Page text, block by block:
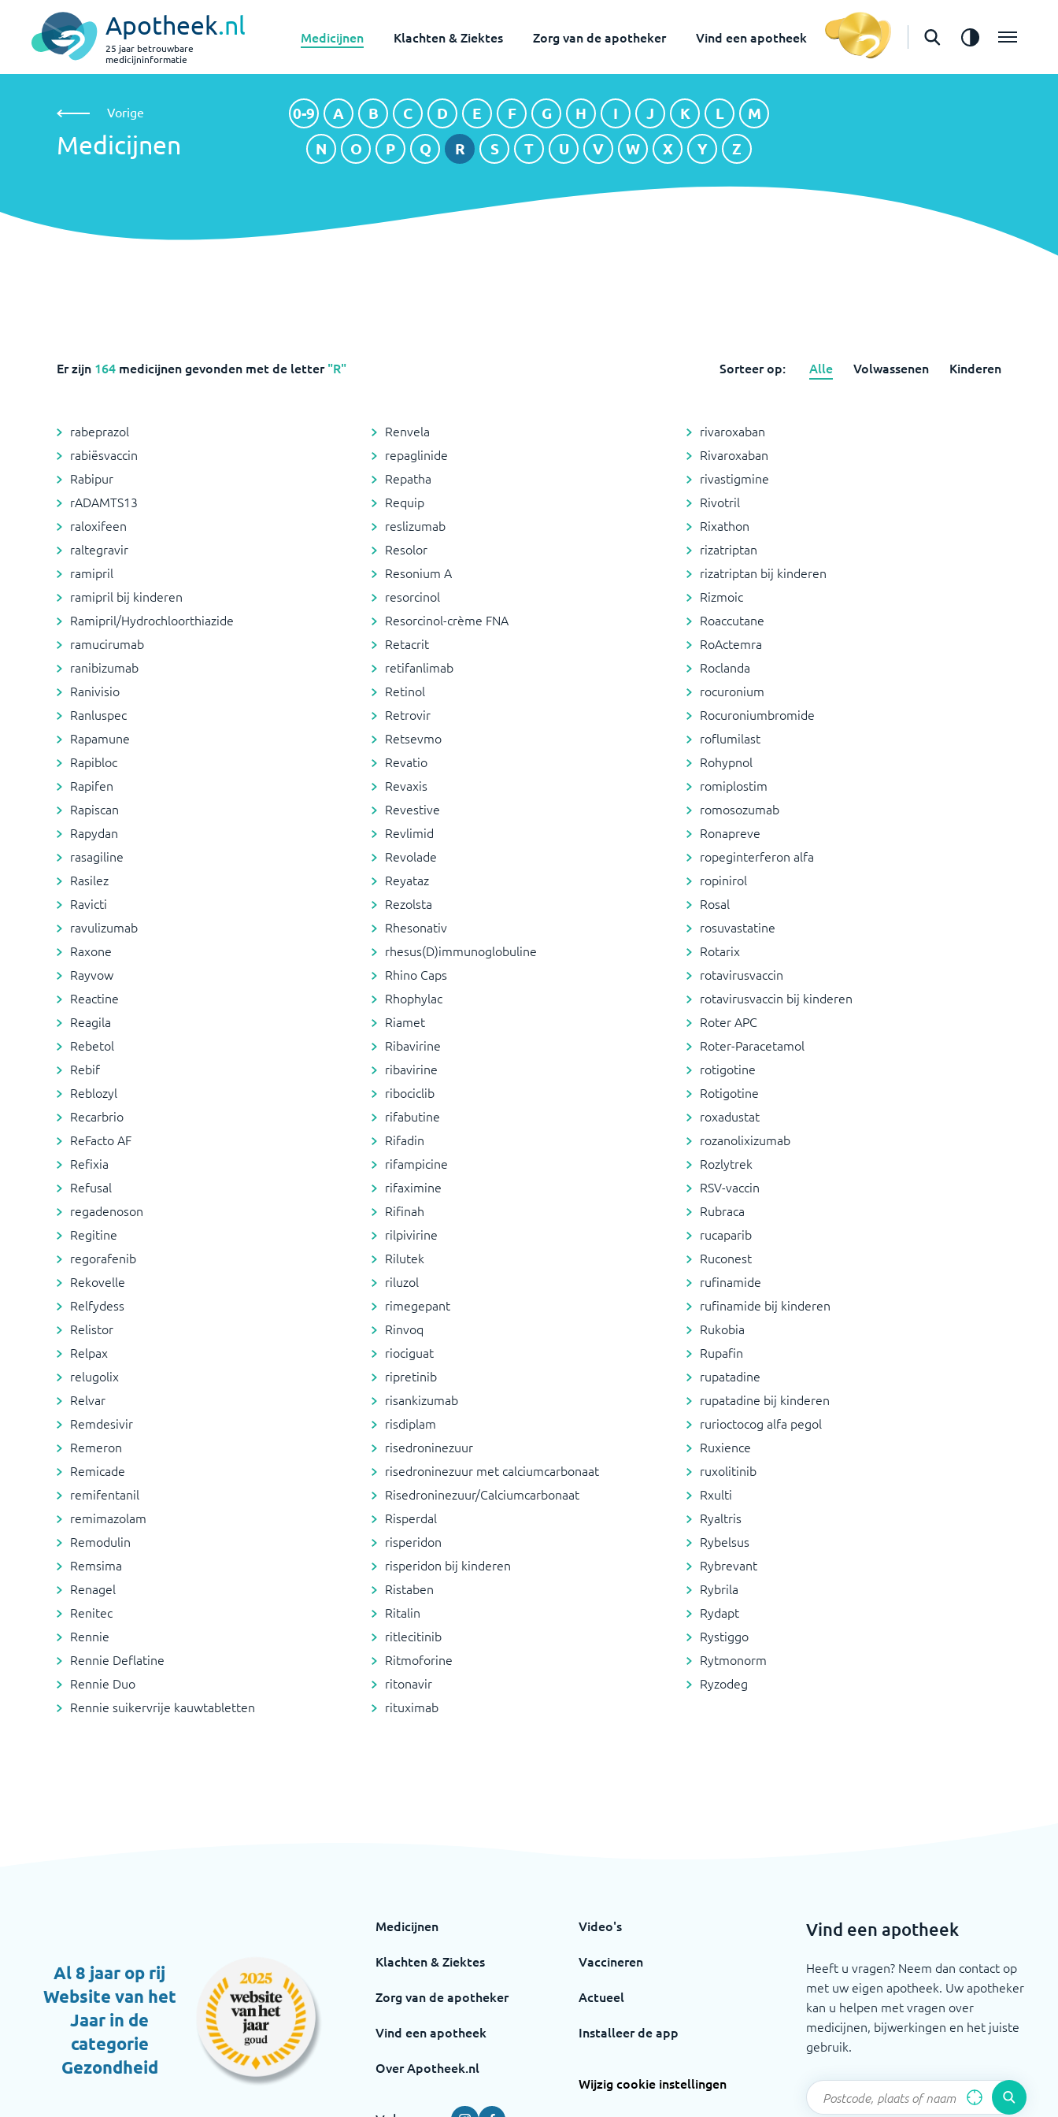
Apotheek.nl
25 jaar betrouwbare
medicijninformatie
Medicijnen Klachten & Ziektes Zorg van de apotheker Vind een apotheek
Medicijnen 0-9 A B C D E F G H I J K L
M
N
O P Q R S T U V W X Y Z
Vorige
Medicijnen
0-9 A B C D E F G H I J K L
M
N
O P Q R S T U V W X Y Z
Er zijn 164 medicijnengevonden met de letter"R" Sorteer op: Alle Volwassenen Kinderen
rabeprazol
rabiësvaccin
Rabipur
rADAMTS13
raloxifeen
raltegravir
ramipril
ramipril bij kinderen
Ramipril/Hydrochloorthiazide
ramucirumab
ranibizumab
Ranivisio
Ranluspec
Rapamune
Rapibloc
Rapifen
Rapiscan
Rapydan
rasagiline
Rasilez
Ravicti
ravulizumab
Raxone
Rayvow
Reactine
Reagila
Rebetol
Rebif
Reblozyl
Recarbrio
ReFacto AF
Refixia
Refusal
regadenoson
Regitine
regorafenib
Rekovelle
Relfydess
Relistor
Relpax
relugolix
Relvar
Remdesivir
Remeron
Remicade
remifentanil
remimazolam
Remodulin
Remsima
Renagel
Renitec
Rennie
Rennie Deflatine
Rennie Duo
Rennie suikervrije kauwtabletten
Renvela
repaglinide
Repatha
Requip
reslizumab
Resolor
Resonium A
resorcinol
Resorcinol-crème FNA
Retacrit
retifanlimab
Retinol
Retrovir
Retsevmo
Revatio
Revaxis
Revestive
Revlimid
Revolade
Reyataz
Rezolsta
Rhesonativ
rhesus(D)immunoglobuline
Rhino Caps
Rhophylac
Riamet
Ribavirine
ribavirine
ribociclib
rifabutine
Rifadin
rifampicine
rifaximine
Rifinah
rilpivirine
Rilutek
riluzol
rimegepant
Rinvoq
riociguat
ripretinib
risankizumab
risdiplam
risedroninezuur
risedroninezuur met calciumcarbonaat
Risedroninezuur/Calciumcarbonaat
Risperdal
risperidon
risperidon bij kinderen
Ristaben
Ritalin
ritlecitinib
Ritmoforine
ritonavir
rituximab
rivaroxaban
Rivaroxaban
rivastigmine
Rivotril
Rixathon
rizatriptan
rizatriptan bij kinderen
Rizmoic
Roaccutane
RoActemra
Roclanda
rocuronium
Rocuroniumbromide
roflumilast
Rohypnol
romiplostim
romosozumab
Ronapreve
ropeginterferon alfa
ropinirol
Rosal
rosuvastatine
Rotarix
rotavirusvaccin
rotavirusvaccin bij kinderen
Roter APC
Roter-Paracetamol
rotigotine
Rotigotine
roxadustat
rozanolixizumab
Rozlytrek
RSV-vaccin
Rubraca
rucaparib
Ruconest
rufinamide
rufinamide bij kinderen
Rukobia
Rupafin
rupatadine
rupatadine bij kinderen
rurioctocog alfa pegol
Ruxience
ruxolitinib
Rxulti
Ryaltris
Rybelsus
Rybrevant
Rybrila
Rydapt
Rystiggo
Rytmonorm
Ryzodeg
Al 8 jaar op rij
Website van het
Jaar in de
categorie
Gezondheid
Medicijnen
Klachten & Ziektes
Zorg van de apotheker
Vind een apotheek
Over Apotheek.nl
Video's
Vaccineren
Actueel
Installeer de app
Wijzig cookie instellingen
Vind een apotheek
Heeft u vragen? Neem dan contact op
met uw eigen apotheek. Uw apotheker
kan u helpen met vragen over
medicijnen, bijwerkingen en het juiste
gebruik.